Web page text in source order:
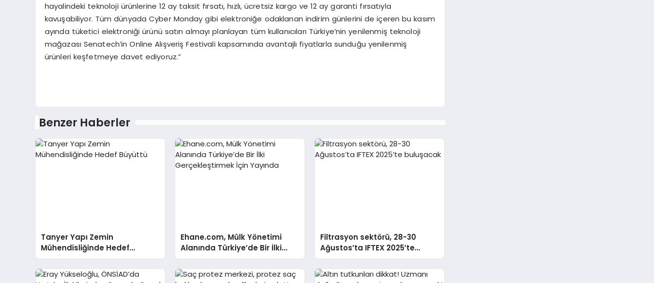
hayalindeki teknoloji ürünlerine 12 ay taksit fırsatı, hızlı, ücretsiz kargo ve 12 ay garanti fırsatıyla
kavuşabiliyor. Tüm dünyada Cyber Monday gibi elektroniğe odaklanan indirim günlerini de içeren bu kasım
ayında tüketici elektroniği ürünü satın almayı planlayan tüm kullanıcıları Türkiye’nin yenilenmiş teknoloji
mağazası Senatech’in Online Alışveriş Festivali kapsamında avantajlı fiyatlarla sunduğu yenilenmiş
ürünleri keşfetmeye davet ediyoruz.”
Benzer Haberler
Tanyer Yapı Zemin
Mühendisliğinde Hedef
Büyüttü
Ehane.com, Mülk Yönetimi
Alanında Türkiye’de Bir İlki
Gerçekleştirmek İçin Yayında
Filtrasyon sektörü, 28-30
Ağustos’ta IFTEX 2025’te
buluşacak